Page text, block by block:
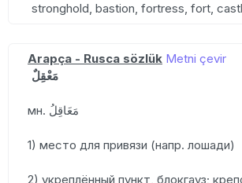
stronghold, bastion, fortress, fort,
Arapça - Rusca sözlük Metni çevir
مَعْقِلٌ
мн. مَعَاقِلُ
1) место для привязи (напр. лошади)
2) укреплённый пункт, блокгауз;